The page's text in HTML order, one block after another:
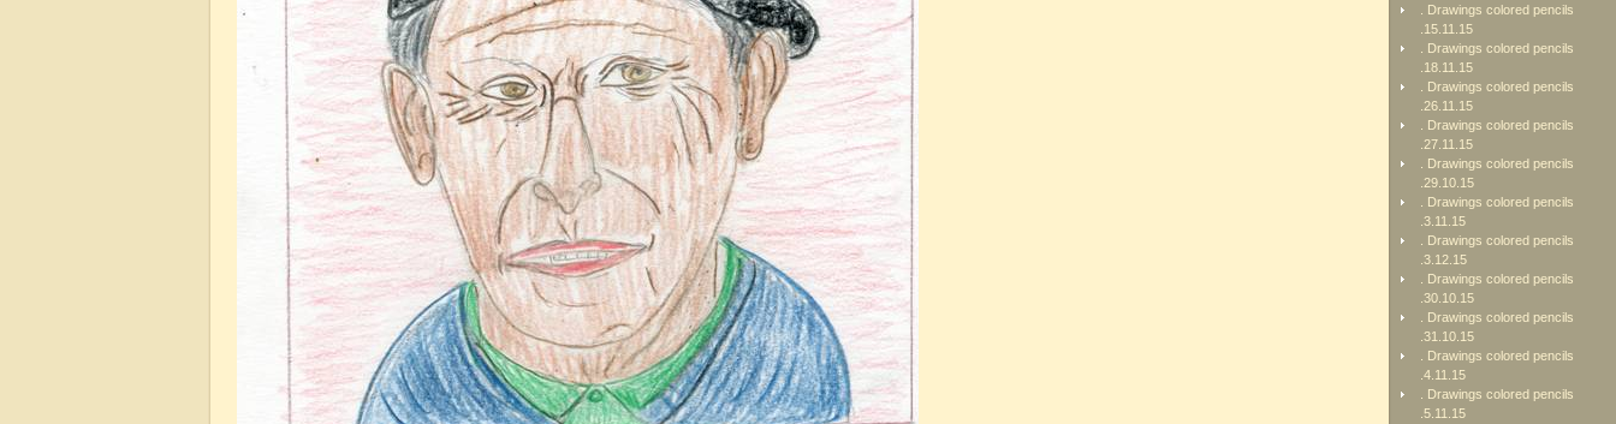
. Drawings colored pencils
.15.11.15
. Drawings colored pencils
.18.11.15
. Drawings colored pencils
.26.11.15
. Drawings colored pencils
.27.11.15
. Drawings colored pencils
.29.10.15
. Drawings colored pencils
.3.11.15
. Drawings colored pencils
.3.12.15
. Drawings colored pencils
.30.10.15
. Drawings colored pencils
.31.10.15
. Drawings colored pencils
.4.11.15
. Drawings colored pencils
.5.11.15